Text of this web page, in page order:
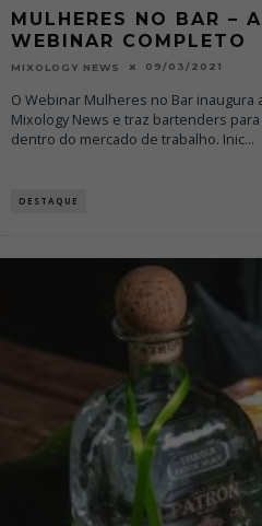
MULHERES NO BAR –
WEBINAR COMPLETO
MIXOLOGY NEWS 09/03/2021
O Webinar Mulheres no Bar inaugura
Mixology News e traz bartenders
dentro do mercado de trabalho. Inic...
DESTAQUE